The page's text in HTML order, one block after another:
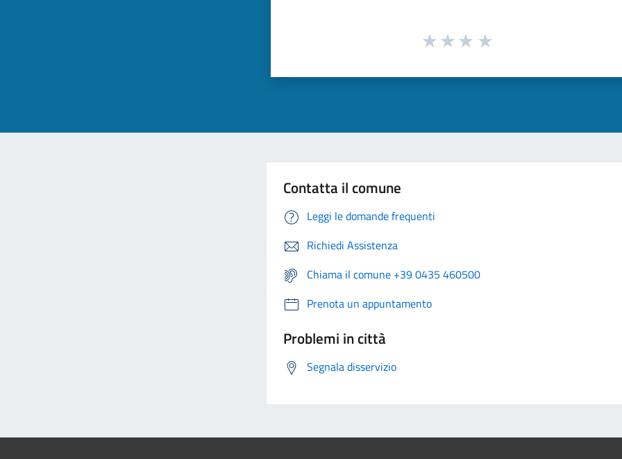
Contatta il comune
Leggi le domande frequenti
Richiedi Assistenza
Chiama il comune +39 0435 460500
Prenota un appuntamento
Problemi in città
Segnala disservizio